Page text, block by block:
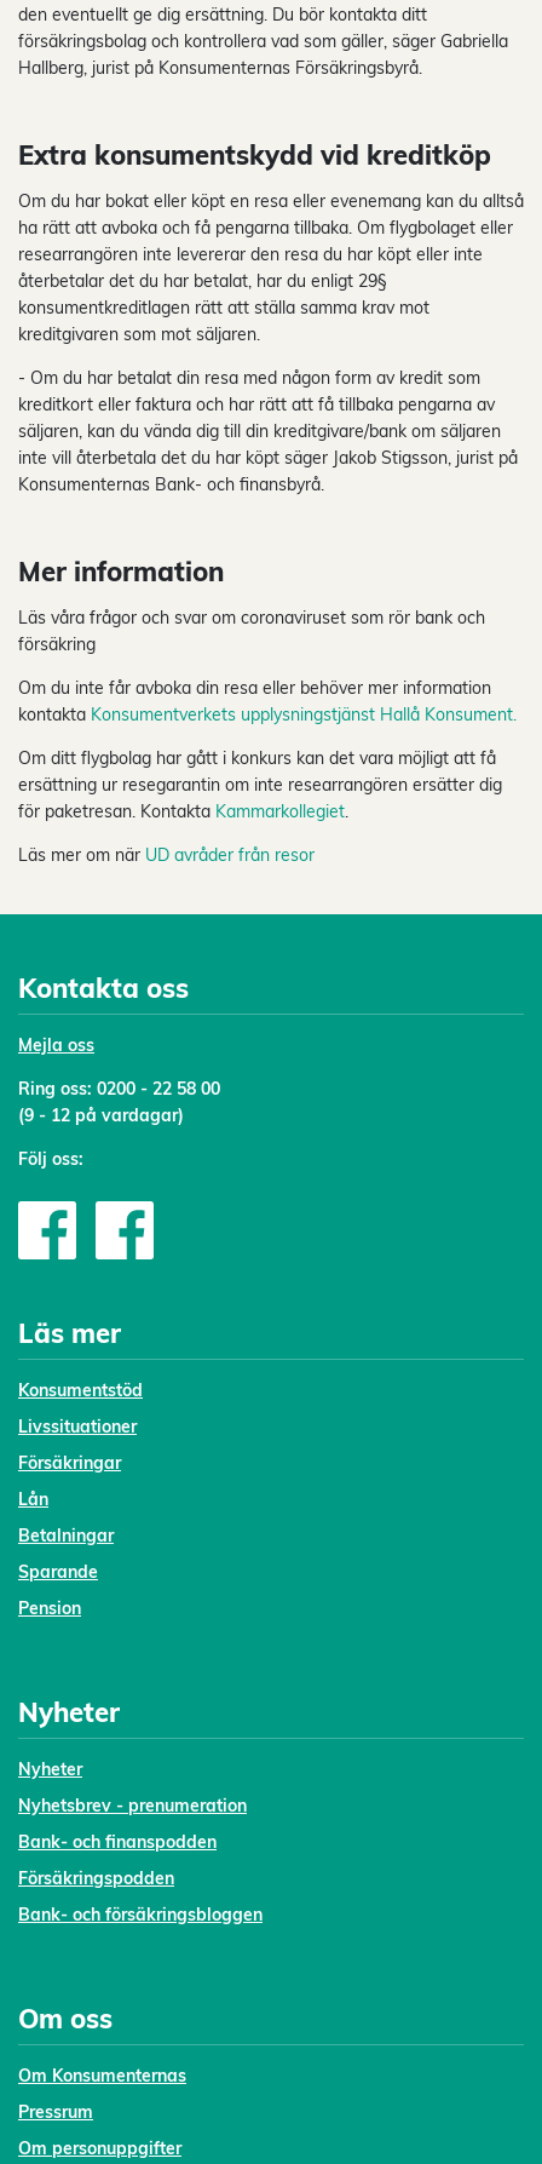
den eventuellt ge dig ersättning. Du bör kontakta ditt
försäkringsbolag och kontrollera vad som gäller, säger Gabriella
Hallberg, jurist på Konsumenternas Försäkringsbyrå.
Extra konsumentskydd vid kreditköp
Om du har bokat eller köpt en resa eller evenemang kan du alltså
ha rätt att avboka och få pengarna tillbaka. Om flygbolaget eller
researrangören inte levererar den resa du har köpt eller inte
återbetalar det du har betalat, har du enligt 29§
konsumentkreditlagen rätt att ställa samma krav mot
kreditgivaren som mot säljaren.
- Om du har betalat din resa med någon form av kredit som
kreditkort eller faktura och har rätt att få tillbaka pengarna av
säljaren, kan du vända dig till din kreditgivare/bank om säljaren
inte vill återbetala det du har köpt säger Jakob Stigsson, jurist på
Konsumenternas Bank- och finansbyrå.
Mer information
Läs våra frågor och svar om coronaviruset som rör bank och
försäkring
Om du inte får avboka din resa eller behöver mer information
kontakta Konsumentverkets upplysningstjänst Hallå Konsument.
Om ditt flygbolag har gått i konkurs kan det vara möjligt att få
ersättning ur resegarantin om inte researrangören ersätter dig
för paketresan. Kontakta Kammarkollegiet.
Läs mer om när UD avråder från resor
Kontakta oss
Mejla oss
Ring oss: 0200 - 22 58 00
(9 - 12 på vardagar)
Följ oss:
Läs mer
Konsumentstöd
Livssituationer
Försäkringar
Lån
Betalningar
Sparande
Pension
Nyheter
Nyheter
Nyhetsbrev - prenumeration
Bank- och finanspodden
Försäkringspodden
Bank- och försäkringsbloggen
Om oss
Om Konsumenternas
Pressrum
Om personuppgifter